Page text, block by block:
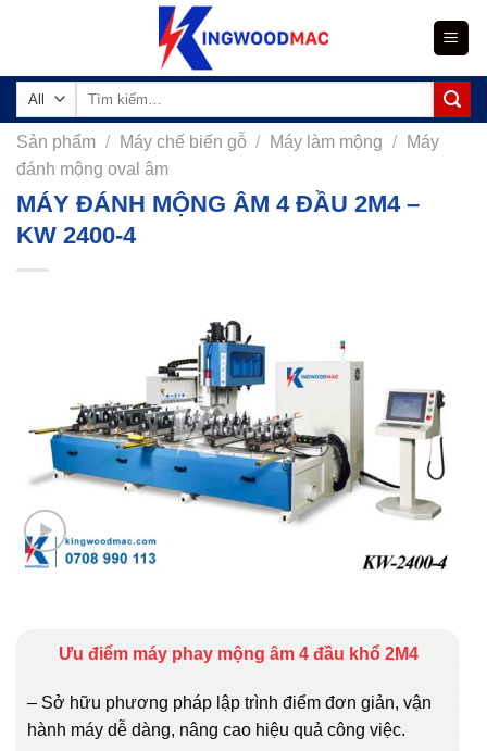
Tìm
Sản phẩm / Máy chế biến gỗ / Máy làm mộng /
Máy
đánh mộng oval âm
MÁY ĐÁNH MỘNG ÂM 4 ĐẦU 2M4 –
KW 2400-4
Ưu điểm máy phay mộng âm 4 đầu khổ 2M4
– Sở hữu phương pháp lập trình điểm đơn giản, vận
hành máy dễ dàng, nâng cao hiệu quả công việc.